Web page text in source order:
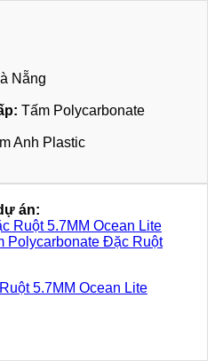
Nẵng
Tấm Polycarbonate
Anh Plastic
án:
5.7MM Ocean Lite